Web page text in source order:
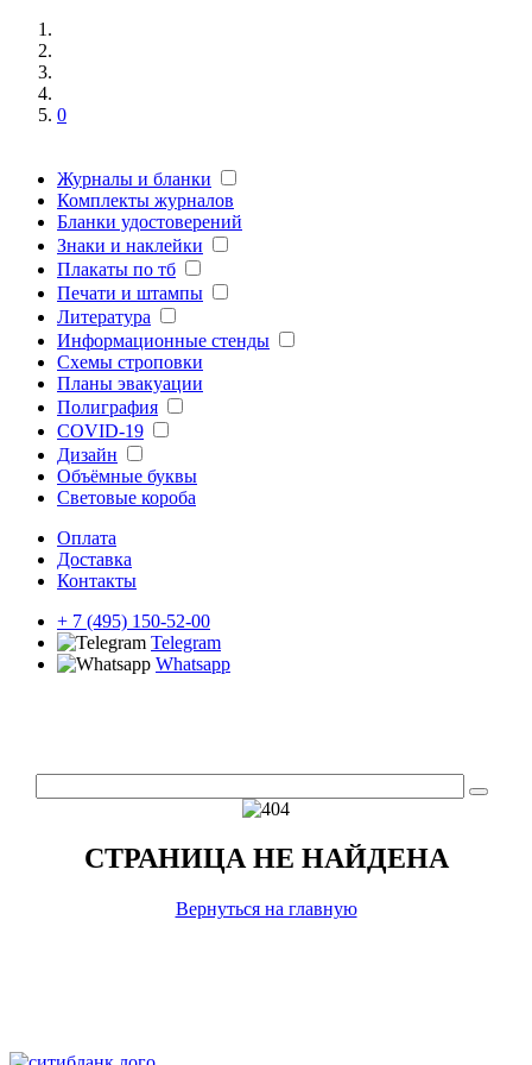
0
Журналы и бланки
Комплекты журналов
Бланки удостоверений
Знаки и наклейки
Плакаты по тб
Печати и штампы
Литература
Информационные стенды
Схемы строповки
Планы эвакуации
Полиграфия
COVID-19
Дизайн
Объёмные буквы
Световые короба
Оплата
Доставка
Контакты
+ 7 (495) 150-52-00
Telegram
Whatsapp
СТРАНИЦА НЕ НАЙДЕНА
Вернуться на главную